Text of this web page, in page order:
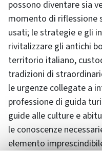
possono diventare sia
momento di riflessione
usati; le strategie e gli
rivitalizzare gli antichi
territorio italiano,
tradizioni di
le urgenze collegate a
professione di guida
guide alle culture e
le conoscenze
elemento